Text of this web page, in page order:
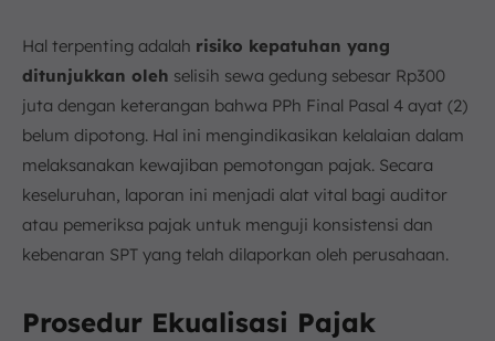
Hal terpenting adalah risiko kepatuhan yang
ditunjukkan oleh selisih sewa gedung sebesar Rp300
juta dengan keterangan bahwa PPh Final Pasal 4 ayat (2)
belum dipotong. Hal ini mengindikasikan kelalaian dalam
melaksanakan kewajiban pemotongan pajak. Secara
keseluruhan, laporan ini menjadi alat vital bagi auditor
atau pemeriksa pajak untuk menguji konsistensi dan
kebenaran SPT yang telah dilaporkan oleh perusahaan.
Prosedur Ekualisasi Pajak